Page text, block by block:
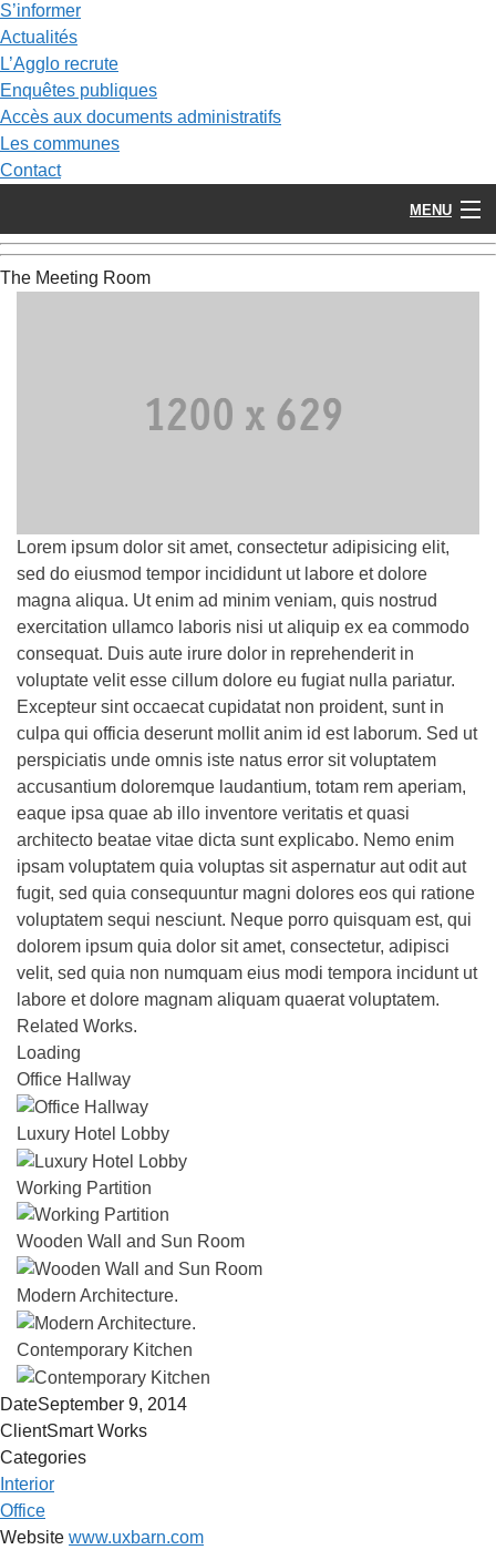
S’informer
Actualités
L’Agglo recrute
Enquêtes publiques
Accès aux documents administratifs
Les communes
Contact
MENU
The Meeting Room
Lorem ipsum dolor sit amet, consectetur adipisicing elit,
sed do eiusmod tempor incididunt ut labore et dolore
magna aliqua. Ut enim ad minim veniam, quis nostrud
exercitation ullamco laboris nisi ut aliquip ex ea commodo
consequat. Duis aute irure dolor in reprehenderit in
voluptate velit esse cillum dolore eu fugiat nulla pariatur.
Excepteur sint occaecat cupidatat non proident, sunt in
culpa qui officia deserunt mollit anim id est laborum. Sed ut
perspiciatis unde omnis iste natus error sit voluptatem
accusantium doloremque laudantium, totam rem aperiam,
eaque ipsa quae ab illo inventore veritatis et quasi
architecto beatae vitae dicta sunt explicabo. Nemo enim
ipsam voluptatem quia voluptas sit aspernatur aut odit aut
fugit, sed quia consequuntur magni dolores eos qui ratione
voluptatem sequi nesciunt. Neque porro quisquam est, qui
dolorem ipsum quia dolor sit amet, consectetur, adipisci
velit, sed quia non numquam eius modi tempora incidunt ut
labore et dolore magnam aliquam quaerat voluptatem.
Related Works.
Loading
Office Hallway
Luxury Hotel Lobby
Working Partition
Wooden Wall and Sun Room
Modern Architecture.
Contemporary Kitchen
DateSeptember 9, 2014
ClientSmart Works
Categories
Interior
Office
Website www.uxbarn.com